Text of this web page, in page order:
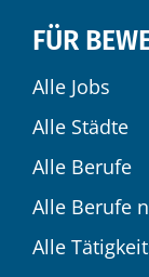
FÜR
Alle Jobs
Alle Städte
Alle Berufe
Alle Berufe
Alle